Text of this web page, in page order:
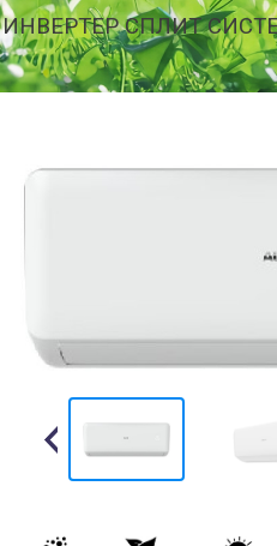
ИНВЕРТЕР СПЛИТ
Previous